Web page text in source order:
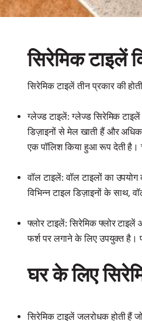
सिरेमिक टाइलें
सिरेमिक टाइलें तीन प्रकार की
ग्लेज्ड टाइलें: ग्लेज्ड सिरेमिक
डिज़ाइनों से मेल खाती हैं और
एक पॉलिश किया हुआ रूप देती है।
वॉल टाइलें: वॉल टाइलों का
विभिन्न टाइल डिज़ाइनों के साथ,
फ्लोर टाइलें: सिरेमिक फ्लोर
फर्श पर लगाने के लिए उपयुक्त है।
घर के लिए
सिरेमिक टाइलें जलरोधक होती हैं